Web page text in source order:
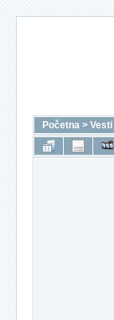
Početna > Vesti